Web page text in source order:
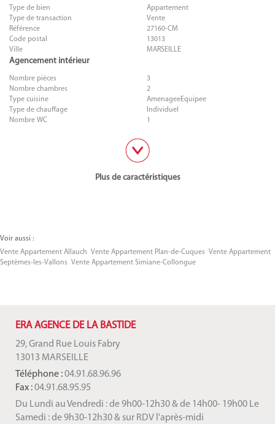
Type de bien
Appartement
Type de transaction
Vente
Référence
27160-CM
Code postal
13013
Ville
MARSEILLE
Agencement intérieur
Nombre pièces
3
Nombre chambres
2
Type cuisine
AmenageeEquipee
Type de chauffage
Individuel
Nombre WC
1
Plus de caractéristiques
Voir aussi :
Vente Appartement Allauch Vente Appartement Plan-de-Cuques Vente Appartement
Septèmes-les-Vallons Vente Appartement Simiane-Collongue
ERA AGENCE DE LA BASTIDE
29, Grand Rue Louis Fabry
13013 MARSEILLE
Téléphone :04.91.68.96.96
Fax :04.91.68.95.95
Du Lundi au Vendredi : de 9h00-12h30 & de 14h00- 19h00 Le
Samedi : de 9h30-12h30 & sur RDV l'après-midi